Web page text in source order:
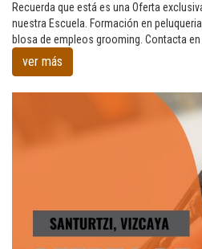
para
grommers
caninos
formados
Recuerda que está es una Oferta
nuestra Escuela. Formación en
blosa de empleos grooming. Contacta en
ver más